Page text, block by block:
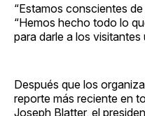
“Estamos conscientes
“Hemos hecho todo lo
para darle a los visitantes
Después que los
reporte más reciente en
Joseph Blatter, el